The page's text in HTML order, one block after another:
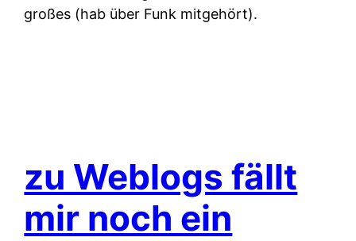
großes (hab über Funk mitgehört).
zu Weblogs fällt
mir noch ein